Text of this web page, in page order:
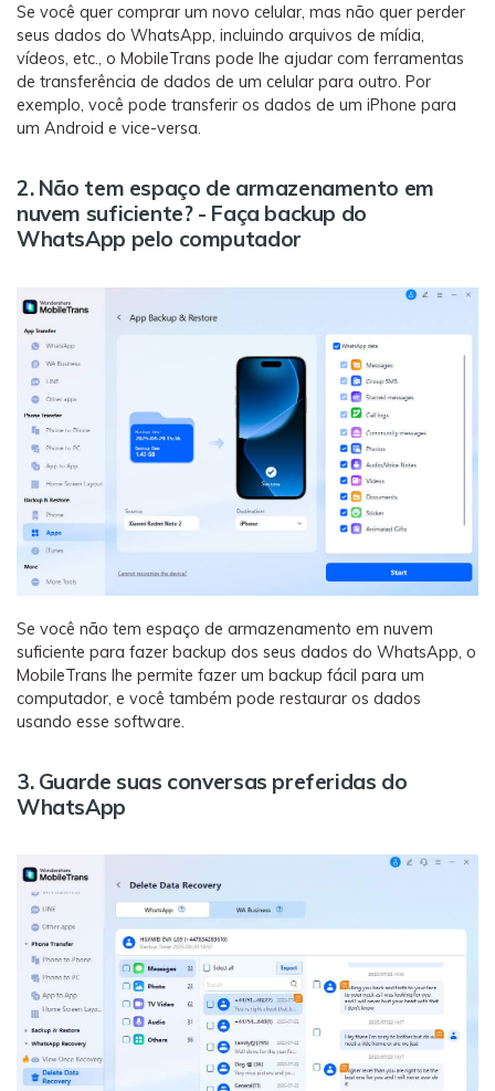
Se você quer comprar um novo celular, mas não quer perder
seus dados do WhatsApp, incluindo arquivos de mídia,
vídeos, etc., o MobileTrans pode lhe ajudar com ferramentas
de transferência de dados de um celular para outro. Por
exemplo, você pode transferir os dados de um iPhone para
um Android e vice-versa.
2. Não tem espaço de armazenamento em
nuvem suficiente? - Faça backup do
WhatsApp pelo computador
Se você não tem espaço de armazenamento em nuvem
suficiente para fazer backup dos seus dados do WhatsApp, o
MobileTrans lhe permite fazer um backup fácil para um
computador, e você também pode restaurar os dados
usando esse software.
3. Guarde suas conversas preferidas do
WhatsApp